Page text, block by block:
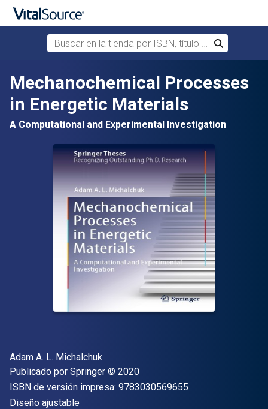
Saltar al contenido principal
Buscar en la tienda por ISBN, título o autor
Buscar
Mechanochemical Processes
in Energetic Materials
A Computational and Experimental Investigation
Autor(es)
Adam A. L. Michalchuk
Editor
Publicado por Springer Copyright
© 2020
ISBN de versión impresa: 9783030569655
Formato
Diseño ajustable